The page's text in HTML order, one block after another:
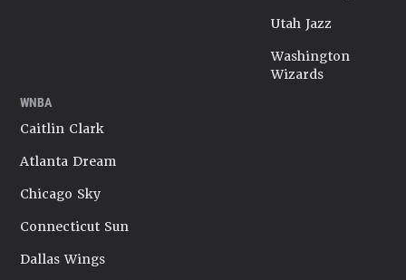
Utah Jazz
Washington
Wizards
WNBA
Caitlin Clark
Atlanta Dream
Chicago Sky
Connecticut Sun
Dallas Wings